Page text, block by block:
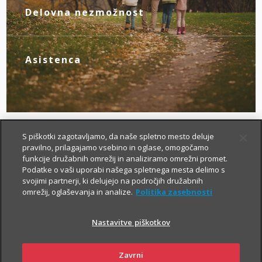
novim življenjskim okoliščinam.
Delovna nezmožnost
Z zagotovljenim nadomestilom za izpad
dohodka poskrbite zase, če zaradi
bolezni ali nezgode izgubite zmožnost za
delo.
Asistenca
Tu smo za vas – da boste v primeru
nezgode hitreje prišli do specialista, bolj
brezskrbno potovali po svetu in pridobili
drugo zdravniško mnenje.
Kako si lahko prilagodim
življenjsko zavarovanje?
S piškotki zagotavljamo, da naše spletno mesto deluje
pravilno, prilagajamo vsebino in oglase, omogočamo
funkcije družabnih omrežij in analiziramo omrežni promet.
Podatke o vaši uporabi našega spletnega mesta delimo s
svojimi partnerji, ki delujejo na področjih družabnih
omrežij, oglaševanja in analize. Politika zasebnosti
Nastavitve piškotkov
Zavrni